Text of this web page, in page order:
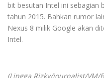
bit besutan Intel ini sebagian
tahun 2015. Bahkan rumor
Nexus 8 milik Google akan
Intel.
(Lingga Rizky/journalist/VM/